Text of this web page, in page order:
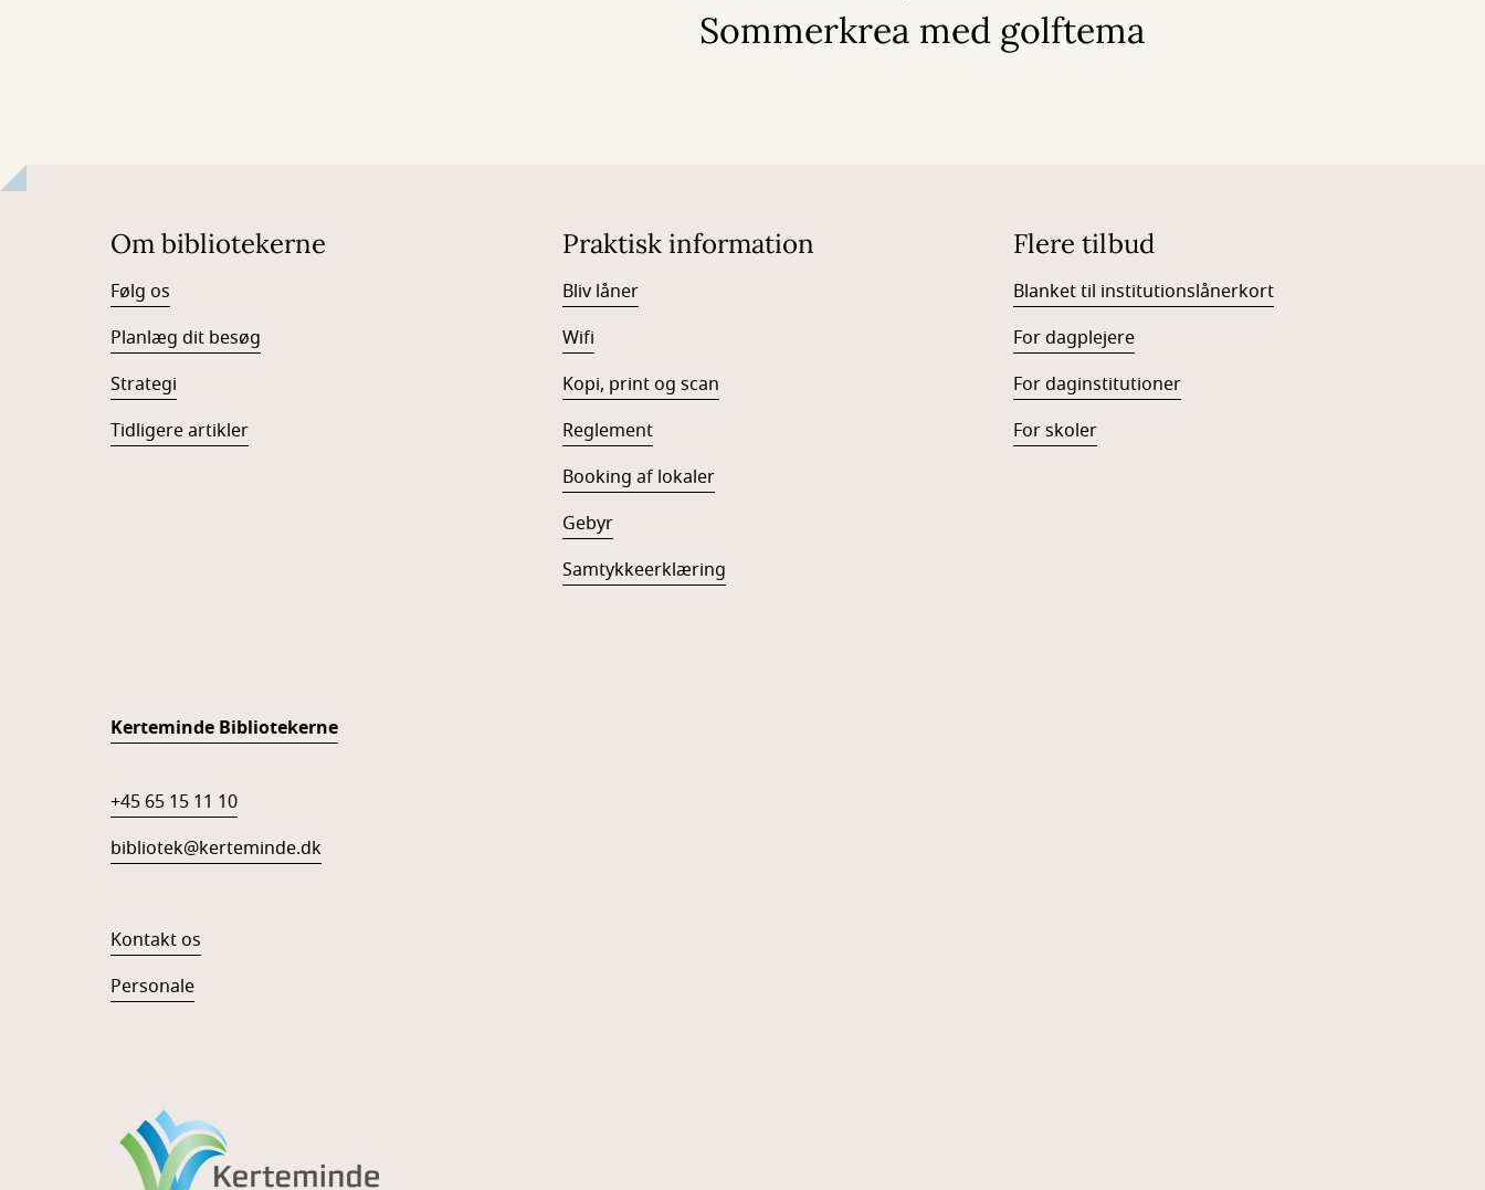
Sommerkrea med golftema
Om bibliotekerne
Følg os
Planlæg dit besøg
Strategi
Tidligere artikler
Praktisk information
Bliv låner
Wifi
Kopi, print og scan
Reglement
Booking af lokaler
Gebyr
Samtykkeerklæring
Flere tilbud
Blanket til institutionslånerkort
For dagplejere
For daginstitutioner
For skoler
Kerteminde Bibliotekerne
+45 65 15 11 10
bibliotek@kerteminde.dk
Kontakt os
Personale